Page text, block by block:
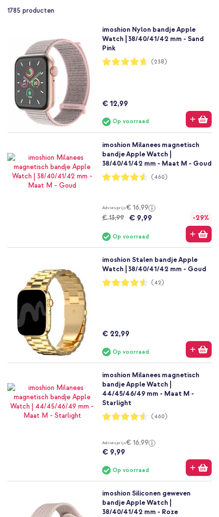
1785 producten
imoshion Nylon bandje Apple
Watch | 38/40/41/42 mm - Sand
Pink
Waardering:
93%
(238)
€ 12,99
Op voorraad
imoshion Milanees magnetisch
bandje Apple Watch |
38/40/41/42 mm - Maat M - Goud
Waardering:
91%
(460)
Adviesprijs€ 16,99
€ 13,99
€ 9,99 -29%
Op voorraad
imoshion Stalen bandje Apple
Watch | 38/40/41/42 mm - Goud
Waardering:
91%
(42)
€ 22,99
Op voorraad
imoshion Milanees magnetisch
bandje Apple Watch |
44/45/46/49 mm - Maat M -
Starlight
Waardering:
91%
(460)
Adviesprijs€ 16,99
€ 9,99
Op voorraad
imoshion Siliconen geweven
bandje Apple Watch |
38/40/41/42 mm - Roze